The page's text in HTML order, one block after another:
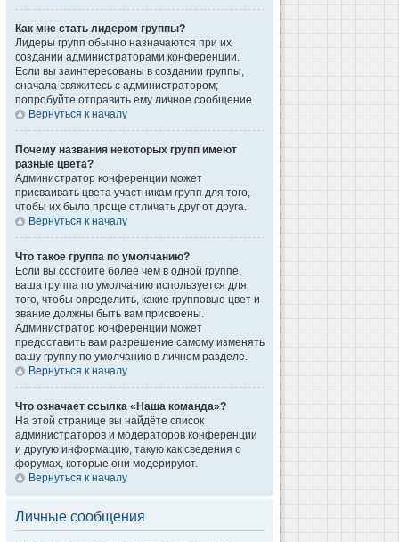
Как мне стать лидером группы?
Лидеры групп обычно назначаются при их
создании администраторами конференции.
Если вы заинтересованы в создании группы,
сначала свяжитесь с администратором;
попробуйте отправить ему личное сообщение.
Вернуться к началу
Почему названия некоторых групп имеют
разные цвета?
Администратор конференции может
присваивать цвета участникам групп для того,
чтобы их было проще отличать друг от друга.
Вернуться к началу
Что такое группа по умолчанию?
Если вы состоите более чем в одной группе,
ваша группа по умолчанию используется для
того, чтобы определить, какие групповые цвет и
звание должны быть вам присвоены.
Администратор конференции может
предоставить вам разрешение самому изменять
вашу группу по умолчанию в личном разделе.
Вернуться к началу
Что означает ссылка «Наша команда»?
На этой странице вы найдёте список
администраторов и модераторов конференции
и другую информацию, такую как сведения о
форумах, которые они модерируют.
Вернуться к началу
Личные сообщения